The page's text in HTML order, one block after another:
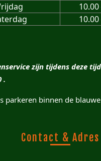
zijn tijdens deze
.
parkeren binnen de
Contact & Adres